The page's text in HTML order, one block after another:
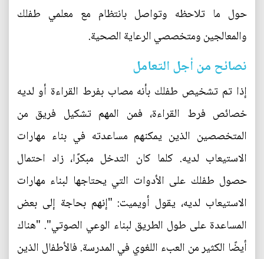
حول ما تلاحظه وتواصل بانتظام مع معلمي طفلك
والمعالجين ومتخصصي الرعاية الصحية.
نصائح من أجل التعامل
إذا تم تشخيص طفلك بأنه مصاب بفرط القراءة أو لديه
خصائص فرط القراءة، فمن المهم تشكيل فريق من
المتخصصين الذين يمكنهم مساعدته في بناء مهارات
الاستيعاب لديه. كلما كان التدخل مبكرًا، زاد احتمال
حصول طفلك على الأدوات التي يحتاجها لبناء مهارات
الاستيعاب لديه، يقول أويميت: "إنهم بحاجة إلى بعض
المساعدة على طول الطريق لبناء الوعي الصوتي". "هناك
أيضًا الكثير من العبء اللغوي في المدرسة. فالأطفال الذين